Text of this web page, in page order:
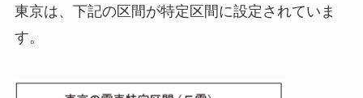
東京は、下記の区間が特定区間に設定されていま
す。